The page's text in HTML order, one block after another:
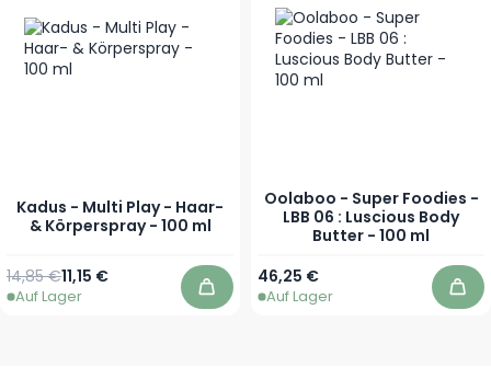
Kadus - Multi Play - Haar-
& Körperspray - 100 ml
Sonderpreis
11,15 €
Regulärer Preis
14,85 €
Auf Lager In den Warenkorb
Oolaboo - Super Foodies -
LBB 06 : Luscious Body
Butter - 100 ml
46,25 €
Auf Lager In